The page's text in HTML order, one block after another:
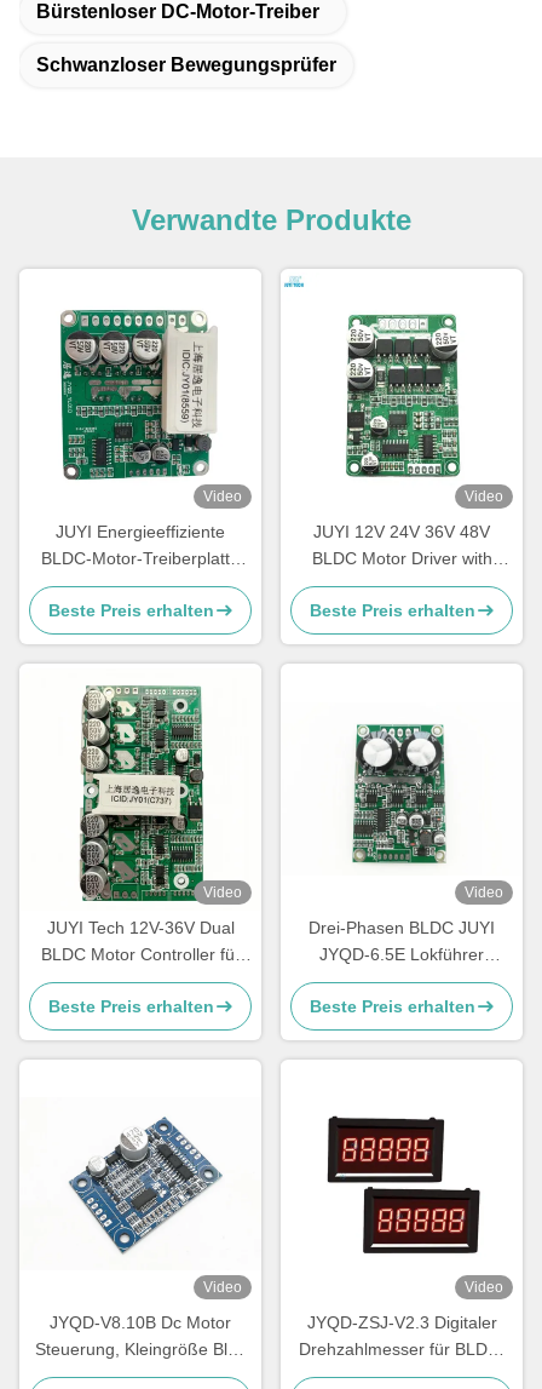
Bürstenloser DC-Motor-Treiber
Schwanzloser Bewegungsprüfer
Verwandte Produkte
Video
JUYI Energieeffiziente
BLDC-Motor-Treiberplatte
12V 24V 48V mit
Bremsfunktion
Beste Preis erhalten
Video
JUYI 12V 24V 36V 48V
BLDC Motor Driver with
JY01 IC and Wide Voltage
Compatibility for 10A Current
Beste Preis erhalten
Video
JUYI Tech 12V-36V Dual
BLDC Motor Controller für
zwei BLDC Motoren mit
Bremsfunktion und PWM-
Steuerung
Beste Preis erhalten
Video
Drei-Phasen BLDC JUYI
JYQD-6.5E Lokführer
O.V/Frequenz 1-20KHZ L.V
Protections PWM
Beste Preis erhalten
Video
JYQD-V8.10B Dc Motor
Steuerung, Kleingröße Bldc
Motor Treiber Board
Video
JYQD-ZSJ-V2.3 Digitaler
Drehzahlmesser für BLDC-
Motoren – 5V Impulssignal